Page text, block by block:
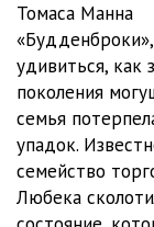
008
009
010
011
012
Томаса Манна
удивиться, как
поколения
семья
упадок.
семейство
Любека